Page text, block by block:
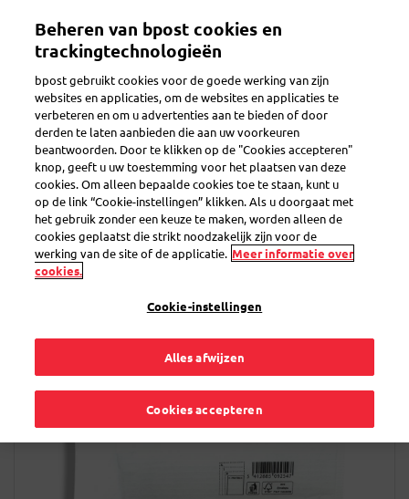
inhoud
Mijn account
Zoeken
Set van 5 WaveBag papieren
beschermingsenveloppen S
Productcode SEL0000033156
Beheren van bpost cookies en
trackingtechnologieën
bpost gebruikt cookies voor de goede werking van zijn
websites en applicaties, om de websites en applicaties te
verbeteren en om u advertenties aan te bieden of door
derden te laten aanbieden die aan uw voorkeuren
beantwoorden. Door te klikken op de "Cookies accepteren"
knop, geeft u uw toestemming voor het plaatsen van deze
cookies. Om alleen bepaalde cookies toe te staan, kunt u
op de link “Cookie-instellingen” klikken. Als u doorgaat met
het gebruik zonder een keuze te maken, worden alleen de
cookies geplaatst die strikt noodzakelijk zijn voor de
werking van de site of de applicatie. Meer informatie over
cookies.
Cookie-instellingen
Alles afwijzen
Cookies accepteren